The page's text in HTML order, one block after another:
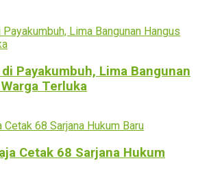
Payakumbuh, Lima Bangunan
Terluka
Cetak 68 Sarjana Hukum